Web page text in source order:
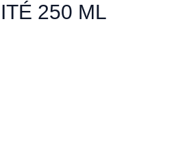
250 ML